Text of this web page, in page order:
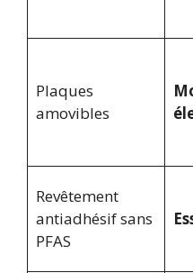
Plaques
amovibles
Revêtement
antiadhésif sans
PFAS